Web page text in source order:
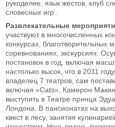
рукоделие, язык жестов, клуб
словесных игр .
Развлекательные
участвуют в многочисленных
конкурсах, благотворительных
соревнованиях, экскурсиях.
постановок в год, включая
настолько высок, что в 2011
владелец 7 театров, сам
включая «Cats», Камерон
выступить в Театре принца
Лондона. В пансионатах на
квест в лесу, занятия